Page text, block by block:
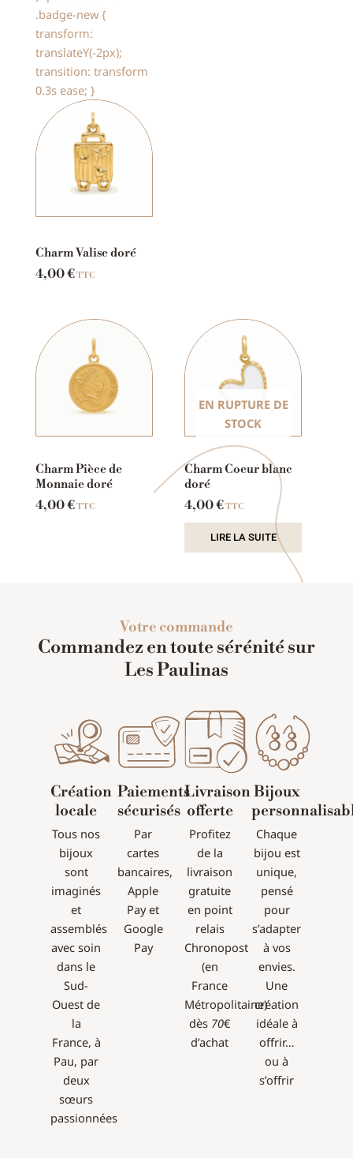
.badge-new {
transform:
translateY(-2px);
transition: transform
0.3s ease; }
Charm Valise doré
4,00€TTC
Charm Pièce de
Monnaie doré
4,00€TTC
EN RUPTURE DE
STOCK
Charm Coeur blanc
doré
4,00€TTC
LIRE LA SUITE
Votre commande
Commandez en toute sérénité sur
Les Paulinas
Création
locale
Tous nos
bijoux
sont
imaginés
et
assemblés
avec soin
dans le
Sud-
Ouest de
la
France, à
Pau, par
deux
sœurs
passionnées
Paiements
sécurisés
Par
cartes
bancaires,
Apple
Pay et
Google
Pay
Livraison
offerte
Profitez
de la
livraison
gratuite
en point
relais
Chronopost
(en
France
Métropolitaine)
dès 70€
d’achat
Bijoux
Chaque
bijou est
unique,
pensé
pour
s’adapter
à vos
envies.
Une
création
idéale à
offrir…
ou à
s’offrir